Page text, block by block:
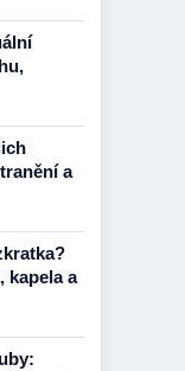
a
kapela a